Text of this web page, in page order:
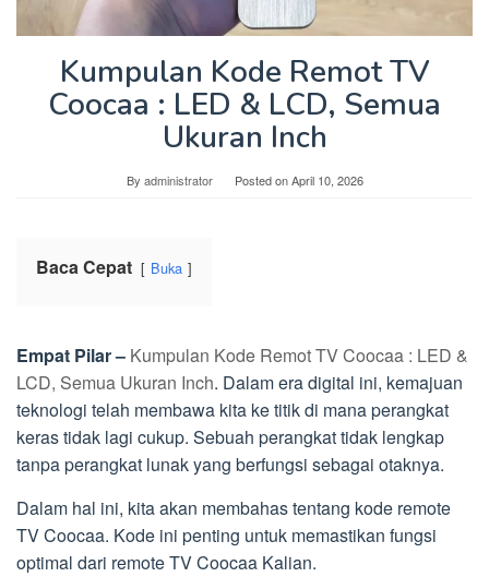
Kumpulan Kode Remot TV
Coocaa : LED & LCD, Semua
Ukuran Inch
By administrator Posted onApril 10, 2026
Baca Cepat Buka
Empat Pilar – Kumpulan Kode Remot TV Coocaa : LED &
LCD, Semua Ukuran Inch. Dalam era digital ini, kemajuan
teknologi telah membawa kita ke titik di mana perangkat
keras tidak lagi cukup. Sebuah perangkat tidak lengkap
tanpa perangkat lunak yang berfungsi sebagai otaknya.
Dalam hal ini, kita akan membahas tentang kode remote
TV Coocaa. Kode ini penting untuk memastikan fungsi
optimal dari remote TV Coocaa Kalian.